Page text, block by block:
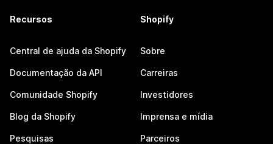
Recursos
Central de ajuda da Shopify
Documentação da API
Comunidade Shopify
Blog da Shopify
Pesquisas
Shopify
Sobre
Carreiras
Investidores
Imprensa e mídia
Parceiros